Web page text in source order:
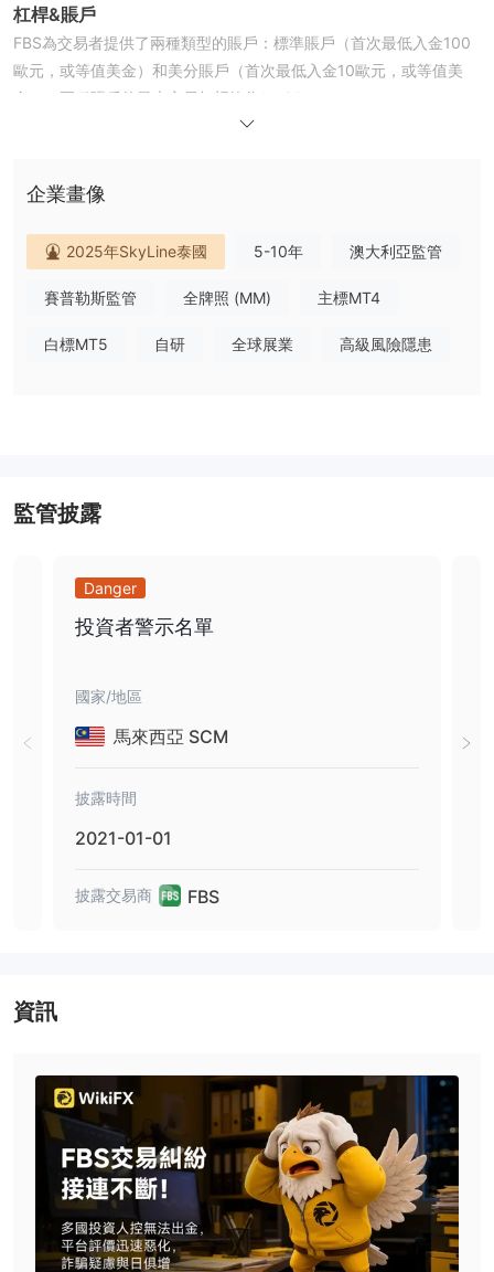
杠桿&賬戶
FBS為交易者提供了兩種類型的賬戶：標準賬戶（首次最低入金100
歐元，或等值美金）和美分賬戶（首次最低入金10歐元，或等值美
金）。兩種賬戶的最大交易杠桿均為1：30。
鎊的最小點差為2.1點，黃金美元的最小點差為10點，白銀美元的最
小點差為2點，阿裏巴巴股票的最小點差為1點，亞馬遜的最小點差
為1點，美國原油的最小點差為3點，英國原油的最小為1點。FBS的
兩種賬戶都收取點差作為傭金。
交易平臺
版)，MT4（支持安卓，網頁，Windows,蘋果，macOS版），
FBS支持多種出入金方式：VISA, MASTERCARD, Maestro,電匯，
FBS評價
本次 FBS 審查的最後一點是為交易者提供支持和服務。 FBS 為每個
戶經理可以通過常見問題為您提供幫助。此外，我們更仔細地查看了
交易者的服務。 FBS 在亞洲地區非常存在。有事件和教練的新交易
或高級交易者提供網絡研討會和輔導。總之，FBS是為客戶提供最佳
投資人評價
理想情況下，我們希望經紀商可以簡化選擇過程，並針對不同的經驗
FBS CopyTrade 應用程序中。教育部分將幫助初學者熟悉複製交易
介紹。
如何使用該應用程序。
如何選擇零售商。
明智的投資。
企業畫像
2025年SkyLine泰國 5-10年 澳大利亞監管
賽普勒斯監管 全牌照 (MM) 主標MT4
白標MT5 自研 全球展業 高級風險隱患
監管披露
Danger
投資者警示名單
國家/地區
馬來西亞 SCM
披露時間
2021-01-01
披露交易商 FBS
資訊